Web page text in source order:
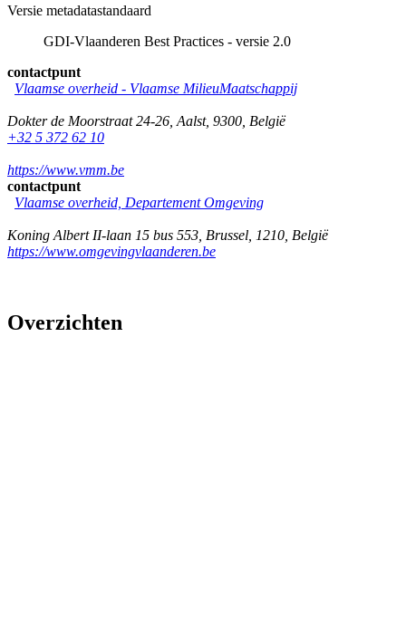
Versie metadatastandaard
GDI-Vlaanderen Best Practices - versie 2.0
contactpunt
Vlaamse overheid - Vlaamse MilieuMaatschappij
Dokter de Moorstraat 24-26 Aalst, 9300 België
+32 5 372 62 10
https://www.vmm.be
contactpunt
Vlaamse overheid, Departement Omgeving
Koning Albert II-laan 15 bus 553 Brussel 1210 België
https://www.omgevingvlaanderen.be
Overzichten